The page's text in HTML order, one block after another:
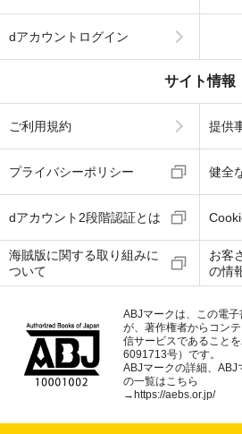
dアカウントログイン
サイト情報
ご利用規約 提供
プライバシーポリシー 健全
dアカウント2段階認証とは
海賊版に関する取り組みに
ついて
お客
の情
ABJマークは、この電
が、著作権者からコン
信サービスであること
6091713号）です。
ABJマークの詳細、ABJ
の一覧はこちら
→ https://aebs.or.jp/